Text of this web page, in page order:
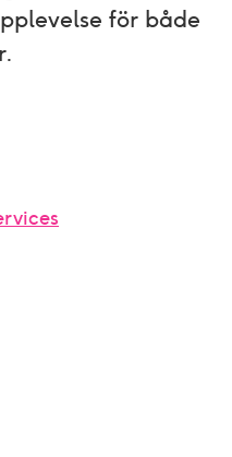
för både